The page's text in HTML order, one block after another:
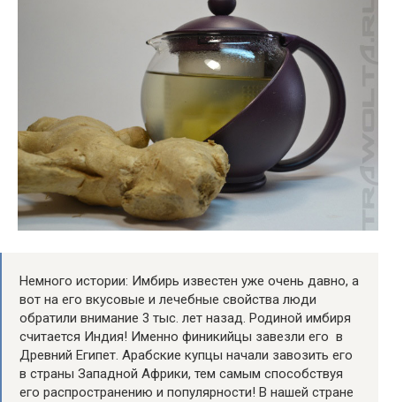
Немного истории: Имбирь известен уже очень давно, а
вот на его вкусовые и лечебные свойства люди
обратили внимание 3 тыс. лет назад. Родиной имбиря
считается Индия! Именно финикийцы завезли его в
Древний Египет. Арабские купцы начали завозить его
в страны Западной Африки, тем самым способствуя
его распространению и популярности! В нашей стране